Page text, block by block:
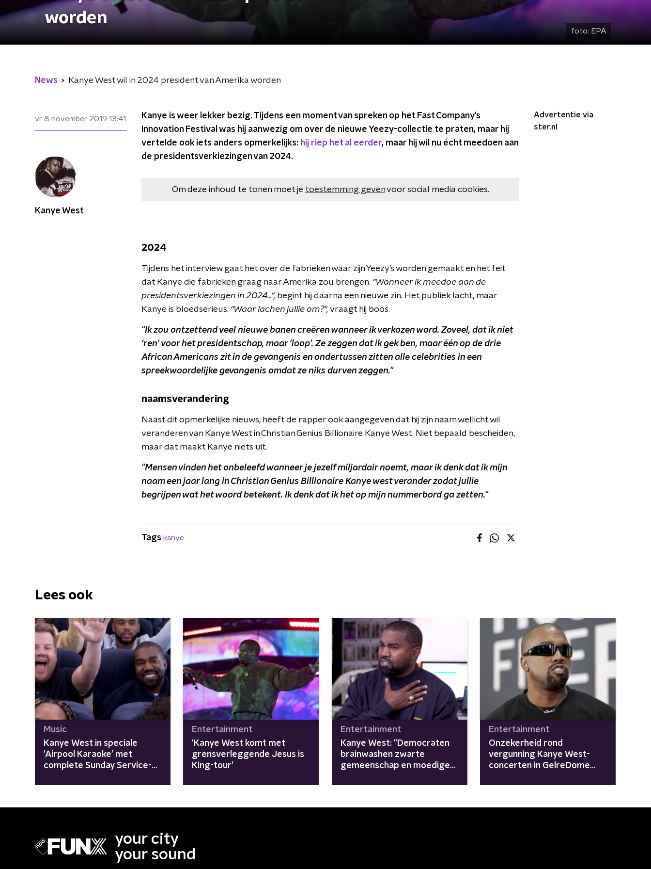
worden
foto: EPA
News Kanye West wil in 2024 president van Amerika worden
vr 8 november 2019 13:41
Kanye is weer lekker bezig. Tijdens een moment van spreken op het Fast Company's
Innovation Festival was hij aanwezig om over de nieuwe Yeezy-collectie te praten, maar hij
vertelde ook iets anders opmerkelijks: hij riep het al eerder, maar hij wil nu écht meedoen aan
de presidentsverkiezingen van 2024.
Om deze inhoud te tonen moet je toestemming gevenvoor social media cookies.
2024
Tijdens het interview gaat het over de fabrieken waar zijn Yeezy's worden gemaakt en het feit
dat Kanye die fabrieken graag naar Amerika zou brengen. "Wanneer ik meedoe aan de
presidentsverkiezingen in 2024...", begint hij daarna een nieuwe zin. Het publiek lacht, maar
Kanye is bloedserieus. "Waar lachen jullie om?", vraagt hij boos.
"Ik zou ontzettend veel nieuwe banen creëren wanneer ik verkozen word. Zoveel, dat ik niet
'ren' voor het presidentschap, maar 'loop'. Ze zeggen dat ik gek ben, maar één op de drie
African Americans zit in de gevangenis en ondertussen zitten alle celebrities in een
spreekwoordelijke gevangenis omdat ze niks durven zeggen."
naamsverandering
Naast dit opmerkelijke nieuws, heeft de rapper ook aangegeven dat hij zijn naam wellicht wil
veranderen van Kanye West in Christian Genius Billionaire Kanye West. Niet bepaald bescheiden,
maar dat maakt Kanye niets uit.
"Mensen vinden het onbeleefd wanneer je jezelf miljardair noemt, maar ik denk dat ik mijn
naam een jaar lang in Christian Genius Billionaire Kanye west verander zodat jullie
begrijpen wat het woord betekent. Ik denk dat ik het op mijn nummerbord ga zetten."
Advertentie via
ster.nl
Kanye West
Tags kanye
Lees ook
Music
Kanye West in speciale
'Airpool Karaoke' met
complete Sunday Service-
Entertainment
'Kanye West komt met
grensverleggende Jesus is
King-tour'
Entertainment
Kanye West: "Democraten
brainwashen zwarte
gemeenschap en moedigen
Entertainment
Onzekerheid rond
vergunning Kanye West-
concerten in GelreDome
your city
your sound